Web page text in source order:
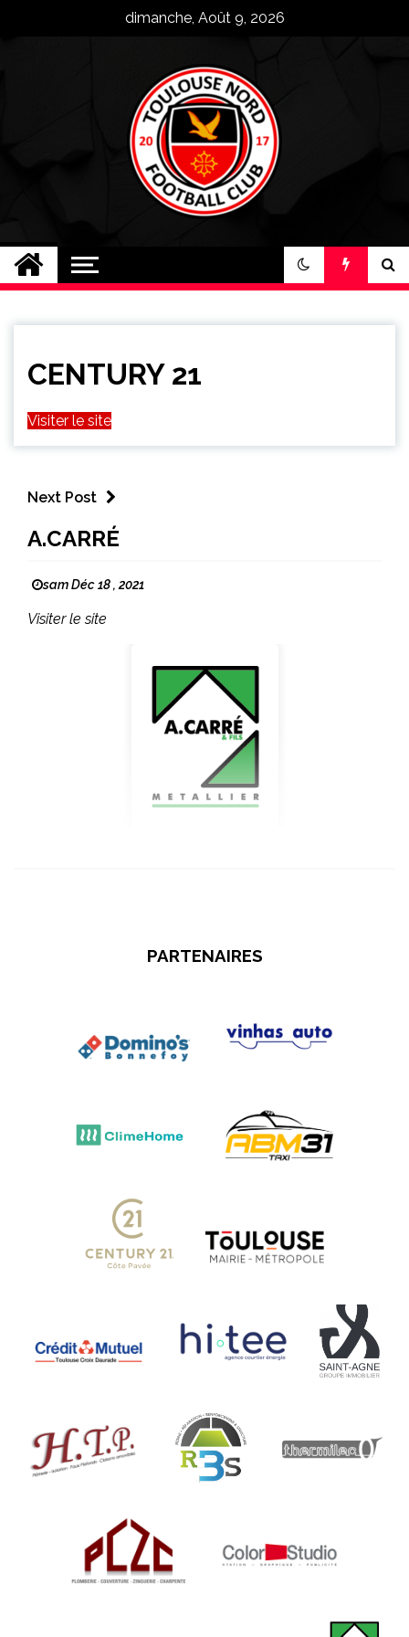
dimanche, Août 9, 2026
Toulouse Nord FC
Plus qu'un club, une famille !
CENTURY 21
Visiter le site
Next Post
A.CARRÉ
sam Déc 18 , 2021
Visiter le site
PARTENAIRES